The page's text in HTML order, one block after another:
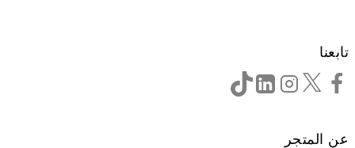
تابعنا
عن المتجر